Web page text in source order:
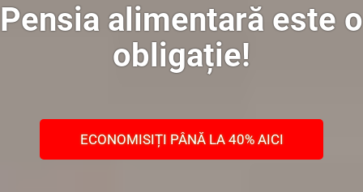
Pensia alimentară este o
obligație!
ECONOMISIȚI PÂNĂ LA 40% AICI